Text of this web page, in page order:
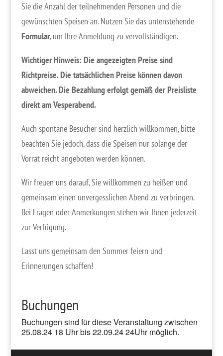
Sie die Anzahl der teilnehmenden Personen und die
gewünschten Speisen an. Nutzen Sie das untenstehende
Formular, um Ihre Anmeldung zu vervollständigen.
Wichtiger Hinweis: Die angezeigten Preise sind
Richtpreise. Die tatsächlichen Preise können davon
abweichen. Die Bezahlung erfolgt gemäß der Preisliste
direkt am Vesperabend.
Auch spontane Besucher sind herzlich willkommen, bitte
beachten Sie jedoch, dass die Speisen nur solange der
Vorrat reicht angeboten werden können.
Wir freuen uns darauf, Sie willkommen zu heißen und
gemeinsam einen unvergesslichen Abend zu verbringen.
Bei Fragen oder Anmerkungen stehen wir Ihnen jederzeit
zur Verfügung.
Lasst uns gemeinsam den Sommer feiern und
Erinnerungen schaffen!
Buchungen
Buchungen sind für diese Veranstaltung zwischen
25.08.24 18 Uhr bis 22.09.24 24Uhr möglich.